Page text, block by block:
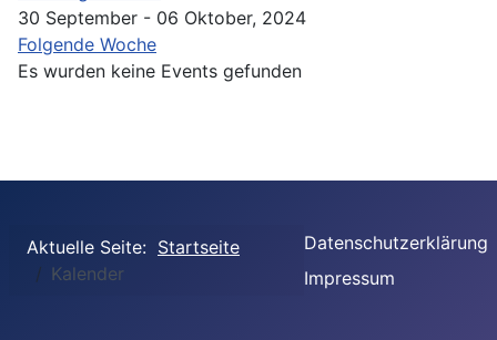
30 September - 06 Oktober, 2024
Folgende Woche
Es wurden keine Events gefunden
Aktuelle Seite: Startseite
Kalender
Datenschutzerklärung
Impressum